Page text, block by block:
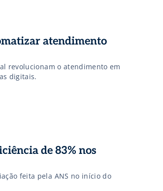
atendimento
revolucionam o atendimento em
digitais.
de 83% nos
feita pela ANS no início do